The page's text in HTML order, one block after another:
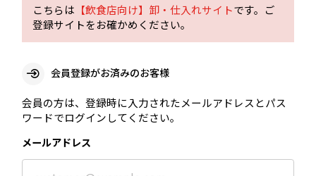
こちらは 【飲食店向け】卸・仕入れサイトです。ご
登録サイトをお確かめください。
会員登録がお済みのお客様
会員の方は、登録時に入力されたメールアドレスとパス
ワードでログインしてください。
メールアドレス